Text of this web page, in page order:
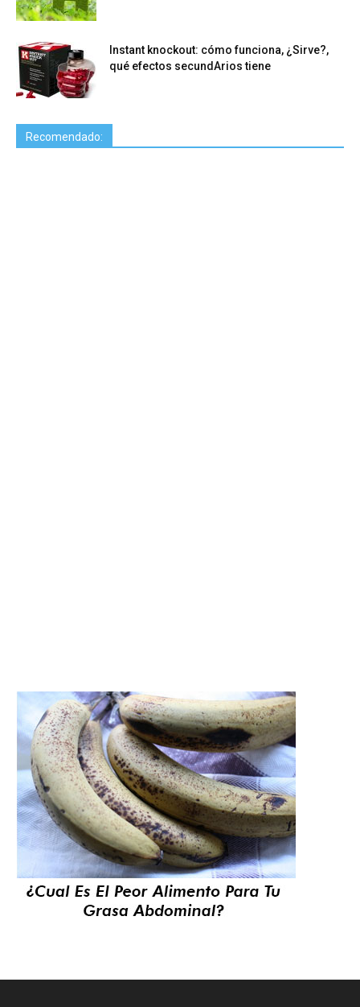
Instant knockout: cómo funciona, ¿Sirve?,
qué efectos secundArios tiene
Recomendado: